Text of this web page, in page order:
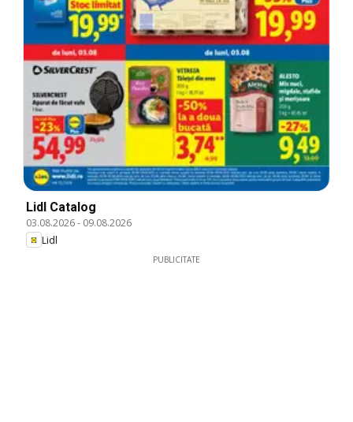
Lidl Catalog
03.08.2026- 09.08.2026
Lidl
PUBLICITATE